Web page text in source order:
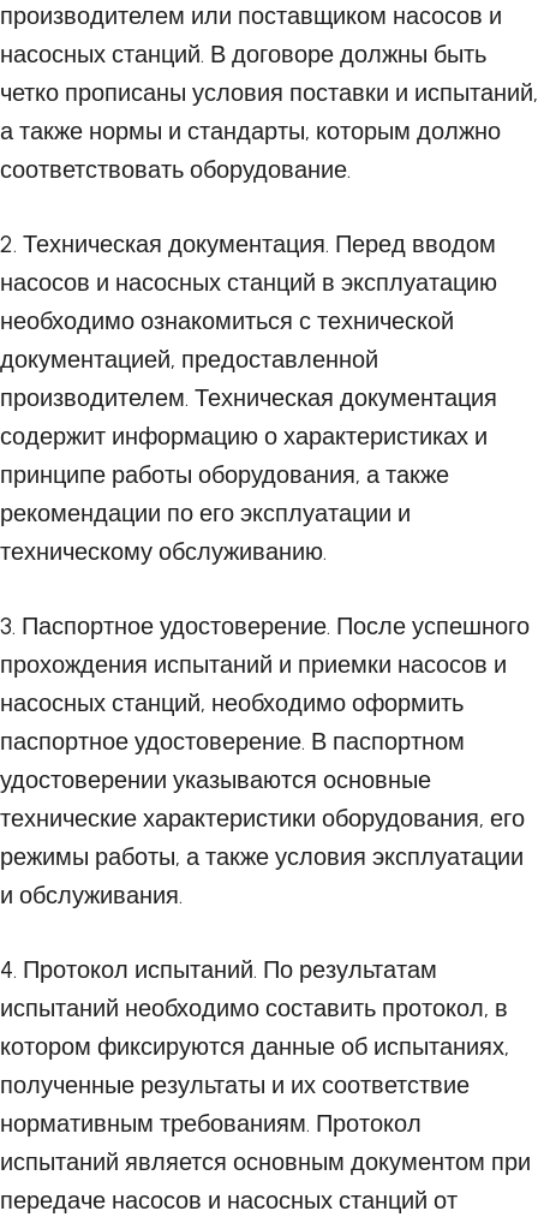
производителем или поставщиком насосов и
насосных станций. В договоре должны быть
четко прописаны условия поставки и испытаний,
а также нормы и стандарты, которым должно
соответствовать оборудование.
2. Техническая документация. Перед вводом
насосов и насосных станций в эксплуатацию
необходимо ознакомиться с технической
документацией, предоставленной
производителем. Техническая документация
содержит информацию о характеристиках и
принципе работы оборудования, а также
рекомендации по его эксплуатации и
техническому обслуживанию.
3. Паспортное удостоверение. После успешного
прохождения испытаний и приемки насосов и
насосных станций, необходимо оформить
паспортное удостоверение. В паспортном
удостоверении указываются основные
технические характеристики оборудования, его
режимы работы, а также условия эксплуатации
и обслуживания.
4. Протокол испытаний. По результатам
испытаний необходимо составить протокол, в
котором фиксируются данные об испытаниях,
полученные результаты и их соответствие
нормативным требованиям. Протокол
испытаний является основным документом при
передаче насосов и насосных станций от